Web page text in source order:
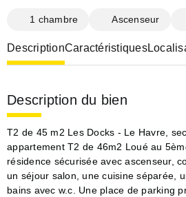
1 chambre Ascenseur
DescriptionCaractéristiques
Description du bien
T2 de 45 m2 Les Docks - Le Havre,
appartement T2 de 46m2 Loué au
résidence sécurisée avec ascenseur,
un séjour salon, une cuisine séparée,
bains avec w.c. Une place de parking